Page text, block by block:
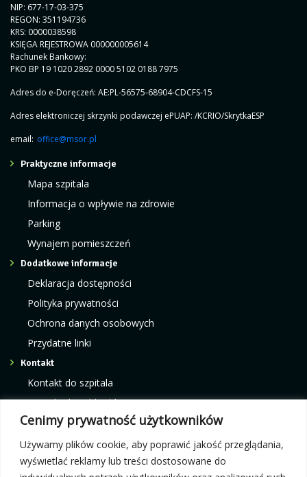
Cenimy prywatność użytkowników
Używamy plików cookie, aby poprawić jakość przeglądania,
wyświetlać reklamy lub treści dostosowane do
NIP: 677-17-03-375
REGON: 351194736
KRS: 0000038598
KSIĘGA REJESTROWA 000000005614
Rachunek Bankowy:
PKO BP 19 1020 2892 0000 5102 0188 7975
Adres do e-Doręczeń: AE:PL-56575-68904-CDCFS-15
Adres elektroniczej skrzynki podawczej ePUAP: /KCRIO/SkrytkaESP
email: office@msor.pl
Praktyczne informacje
Mapa szpitala
Informacja o wpływie na zdrowie
Parking
Wynajem pomieszczeń
Dodatkowe informacje
Deklaracja dostępności
Polityka prywatności
Ochrona danych osobowych
Przydatne linki
Kontakt
Kontakt do szpitala
Kontakt do oddziałów
Kontakt do poradni
Kontakt do pracowni i ośrodków